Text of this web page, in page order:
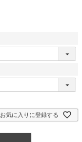
お気に入りに登録する